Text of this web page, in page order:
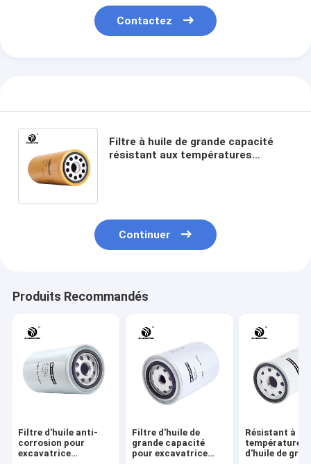
Contactez
Filtre à huile de grande capacité
résistant aux températures
Continuer
Produits Recommandés
Filtre d'huile anti-
corrosion pour
excavatrice
Filtre d'huile de
grande capacité
pour excavatrice
Résistant à
température
d'huile de